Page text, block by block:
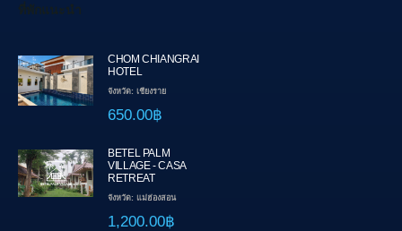
ที่พักแนะนำ
CHOM CHIANGRAI
HOTEL
จังหวัด: เชียงราย
650.00฿
BETEL PALM
VILLAGE - CASA
RETREAT
จังหวัด: แม่ฮ่องสอน
1,200.00฿